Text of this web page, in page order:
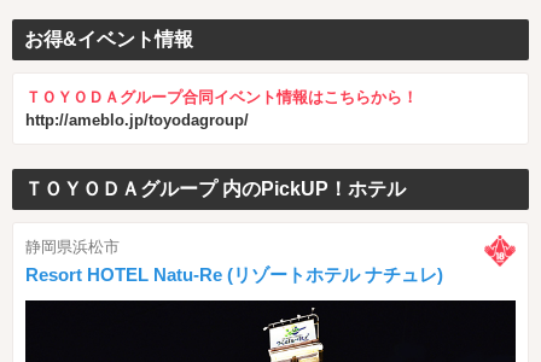
お得&イベント情報
ＴＯＹＯＤＡグループ合同イベント情報はこちらから！
http://ameblo.jp/toyodagroup/
ＴＯＹＯＤＡグループ 内のPickUP！ホテル
静岡県浜松市
Resort HOTEL Natu-Re (リゾートホテル ナチュレ)